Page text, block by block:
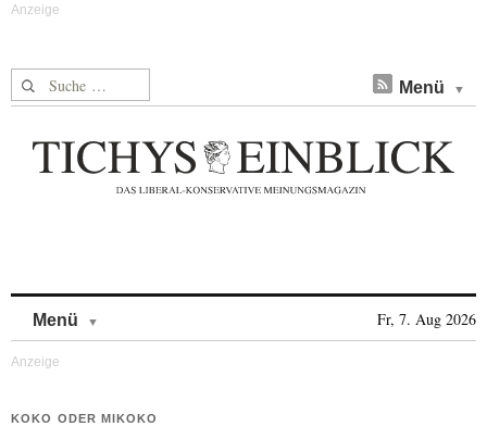
Suche nach: Menü
Menü Fr, 7. Aug 2026
KOKO ODER MIKOKO